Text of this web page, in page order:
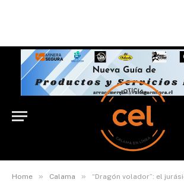
Home » Calama » “Dragón volador”: el jurásico